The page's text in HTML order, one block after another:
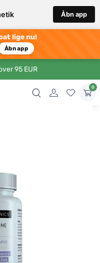
Åbn app
lige nu!
Åbn app
95 EUR
0